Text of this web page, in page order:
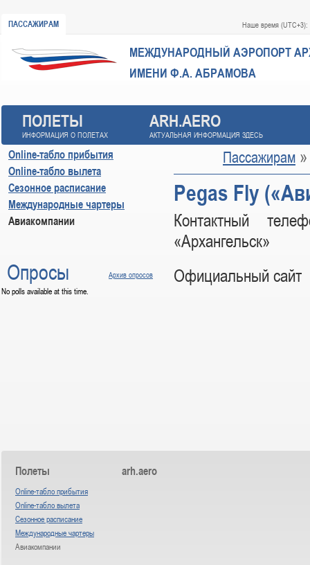
ПАССАЖИРАМ Наше время (UTC+3):
МЕЖДУНАРОДНЫЙ АЭРОПОРТ
ИМЕНИ Ф.А. АБРАМОВА
ПОЛЕТЫ
ИНФОРМАЦИЯ О ПОЛЕТАХ
ARH.AERO
АКТУАЛЬНАЯ ИНФОРМАЦИЯ ЗДЕСЬ
Online-табло прибытия
Online-табло вылета
Сезонное расписание
Международные чартеры
Авиакомпании
Опросы Архив опросов
No polls available at this time.
Пассажирам
Pegas Fly
Контактный
«Архангельск»
Официальный
Полеты
Online-табло прибытия
Online-табло вылета
Сезонное расписание
Международные чартеры
Авиакомпании
arh.aero